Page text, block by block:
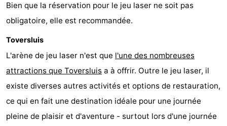
Monuments
-
-
Fermes
-
Bien que la réservation pour le jeu laser ne soit pas
obligatoire, elle est recommandée.
Toversluis
L'arène de jeu laser n'est que l'une des nombreuses
attractions que Toversluis a à offrir. Outre le jeu laser, il
existe diverses autres activités et options de restauration,
ce qui en fait une destination idéale pour une journée
pleine de plaisir et d'aventure - surtout lors d'une journée